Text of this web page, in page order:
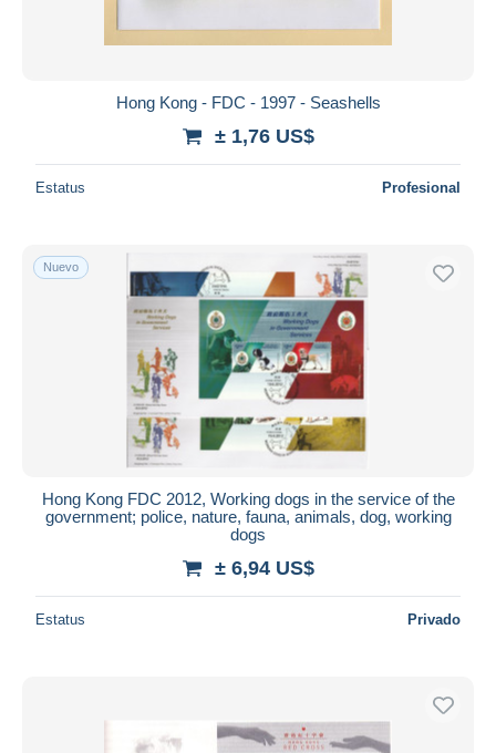
Hong Kong - FDC - 1997 - Seashells
± 1,76 US$
Estatus Profesional
Nuevo
Hong Kong FDC 2012, Working dogs in the service of the
government; police, nature, fauna, animals, dog, working
dogs
± 6,94 US$
Estatus Privado